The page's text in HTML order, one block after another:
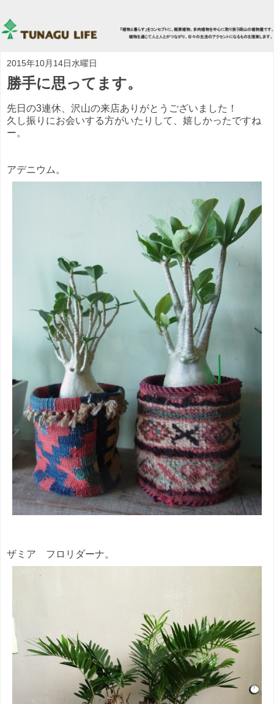
2015年10月14日水曜日
勝手に思ってます。
先日の3連休、沢山の来店ありがとうございました！
久し振りにお会いする方がいたりして、嬉しかったですね
ー。
アデニウム。
ザミア フロリダーナ。